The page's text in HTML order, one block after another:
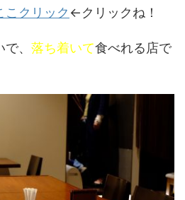
こクリック ←クリックね！
、 落ち着いて食べれる店で